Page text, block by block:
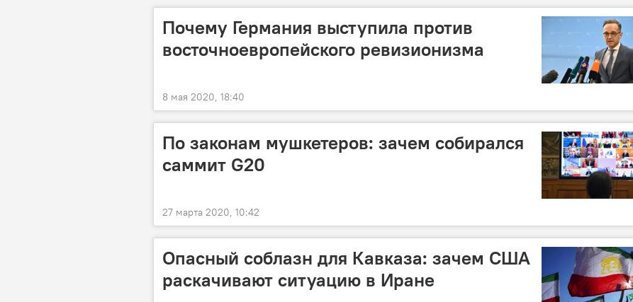
Почему Германия выступила против
восточноевропейского ревизионизма
8 мая 2020, 18:40
По законам мушкетеров: зачем собирался
саммит G20
27 марта 2020, 10:42
Опасный соблазн для Кавказа: зачем США
раскачивают ситуацию в Иране